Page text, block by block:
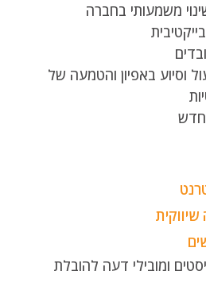
משמעותי בחברה
וסיוע באפיון והטמעה של
שיווקית
ומובילי דעה להובלת